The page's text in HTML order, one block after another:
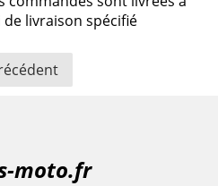
livraison spécifié
moto.fr